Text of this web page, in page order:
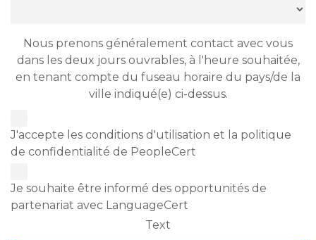
Nous prenons généralement contact avec vous
dans les deux jours ouvrables, à l'heure souhaitée,
en tenant compte du fuseau horaire du pays/de la
ville indiqué(e) ci-dessus.
J'accepte les conditions d'utilisation et la politique
de confidentialité de PeopleCert
Je souhaite être informé des opportunités de
partenariat avec LanguageCert
Text